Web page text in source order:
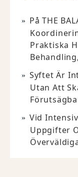
På THE
Praktiska
Syftet Är
Utan Att
Vid
Uppgifter